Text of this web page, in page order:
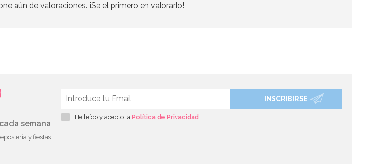
aún de valoraciones. ¡Se el primero en valorarlo!
semana
y fiestas
INSCRIBIRSE
He leído y acepto la Política de Privacidad